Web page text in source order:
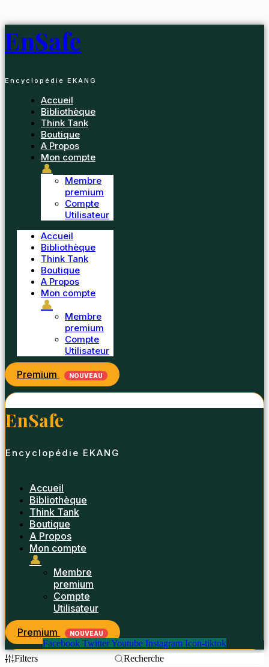
au
EnSafe
Encyclopédie EKANG
Accueil
Bibliothèque
Think Tank
Boutique
A Propos
Mon compte
👤
Membre
premium
Compte
Utilisateur
Accueil
Bibliothèque
Think Tank
Boutique
A Propos
Mon compte
👤
Membre
premium
Compte
Utilisateur
Premium NOUVEAU
EnSafe
Encyclopédie EKANG
Accueil
Bibliothèque
Think Tank
Boutique
A Propos
Mon compte
👤
Membre
premium
Compte
Utilisateur
Premium
NOUVEAU
Facebook TwitterYoutube Instagram Icon-tiktok
Filters